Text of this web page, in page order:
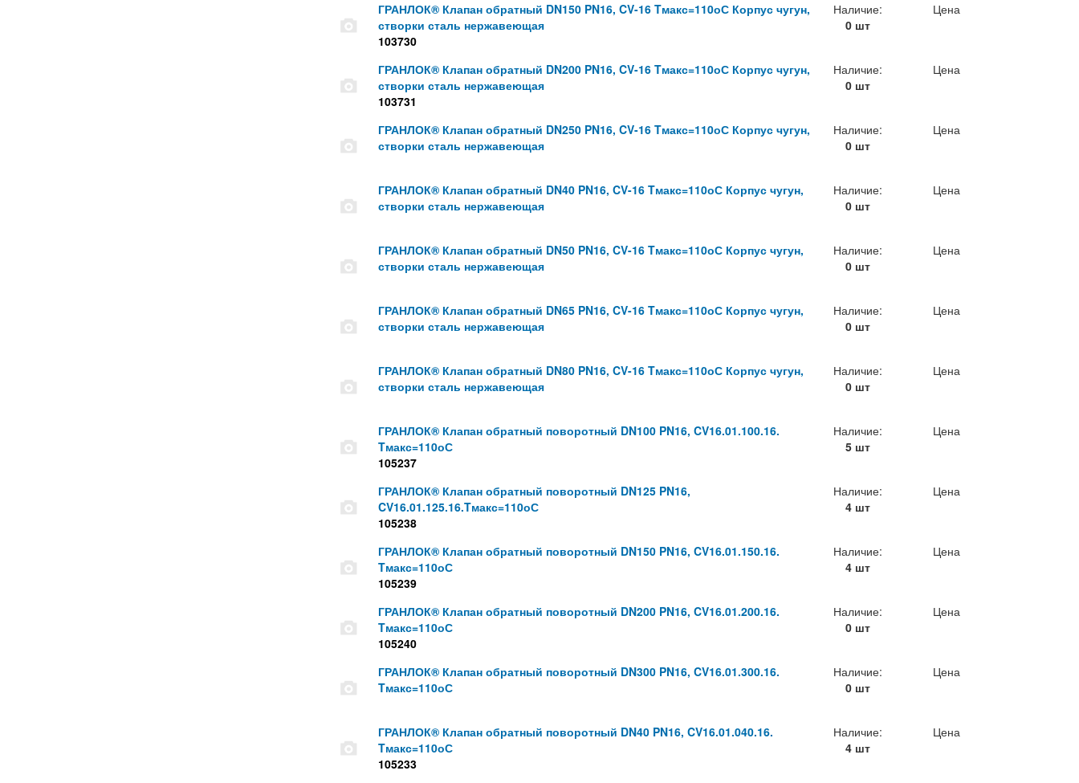
ГРАНЛОК® Клапан обратный DN150 PN16, CV-16 Tмакс=110оС Корпус чугун,
створки сталь нержавеющая
103730
Наличие:
0 шт
Цена
ГРАНЛОК® Клапан обратный DN200 PN16, CV-16 Tмакс=110оС Корпус чугун,
створки сталь нержавеющая
103731
Наличие:
0 шт
Цена
ГРАНЛОК® Клапан обратный DN250 PN16, CV-16 Tмакс=110оС Корпус чугун,
створки сталь нержавеющая
Наличие:
0 шт
Цена
ГРАНЛОК® Клапан обратный DN40 PN16, CV-16 Tмакс=110оС Корпус чугун,
створки сталь нержавеющая
Наличие:
0 шт
Цена
ГРАНЛОК® Клапан обратный DN50 PN16, CV-16 Tмакс=110оС Корпус чугун,
створки сталь нержавеющая
Наличие:
0 шт
Цена
ГРАНЛОК® Клапан обратный DN65 PN16, CV-16 Tмакс=110оС Корпус чугун,
створки сталь нержавеющая
Наличие:
0 шт
Цена
ГРАНЛОК® Клапан обратный DN80 PN16, CV-16 Tмакс=110оС Корпус чугун,
створки сталь нержавеющая
Наличие:
0 шт
Цена
ГРАНЛОК® Клапан обратный поворотный DN100 PN16, CV16.01.100.16.
Tмакс=110оС
105237
Наличие:
5 шт
Цена
ГРАНЛОК® Клапан обратный поворотный DN125 PN16,
CV16.01.125.16.Tмакс=110оС
105238
Наличие:
4 шт
Цена
ГРАНЛОК® Клапан обратный поворотный DN150 PN16, CV16.01.150.16.
Tмакс=110оС
105239
Наличие:
4 шт
Цена
ГРАНЛОК® Клапан обратный поворотный DN200 PN16, CV16.01.200.16.
Tмакс=110оС
105240
Наличие:
0 шт
Цена
ГРАНЛОК® Клапан обратный поворотный DN300 PN16, CV16.01.300.16.
Tмакс=110оС
Наличие:
0 шт
Цена
ГРАНЛОК® Клапан обратный поворотный DN40 PN16, CV16.01.040.16.
Tмакс=110оС
105233
Наличие:
4 шт
Цена